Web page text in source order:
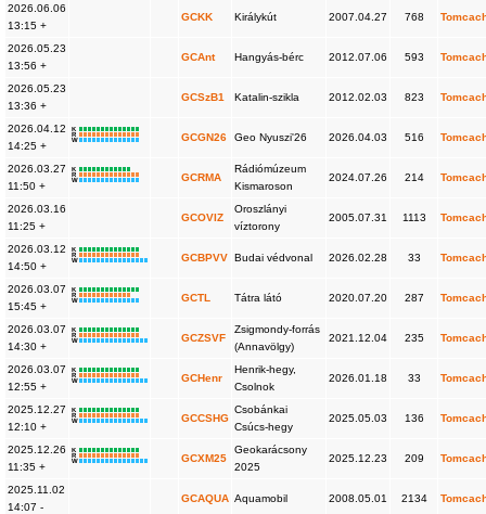
2026.06.06
13:15 +
GCKK Királykút 2007.04.27 768
2026.05.23
13:56 +
GCAnt Hangyás-bérc 2012.07.06 593
2026.05.23
13:36 +
GCSzB1 Katalin-szikla 2012.02.03 823
2026.04.12
14:25 +
K
R
W
GCGN26 Geo Nyuszi'26 2026.04.03 516
2026.03.27
11:50 +
K
R
W
GCRMA
Rádiómúzeum
Kismaroson
2024.07.26 214
2026.03.16
11:25 +
GCOVIZ
Oroszlányi
víztorony
2005.07.31 1113
2026.03.12
14:50 +
K
R
W
GCBPVV Budai védvonal 2026.02.28 33
2026.03.07
15:45 +
K
R
W
GCTL Tátra látó 2020.07.20 287
2026.03.07
14:30 +
K
R
W
GCZSVF
Zsigmondy-forrás
(Annavölgy)
2021.12.04 235
2026.03.07
12:55 +
K
R
W
GCHenr
Henrik-hegy,
Csolnok
2026.01.18 33
2025.12.27
12:10 +
K
R
W
GCCSHG
Csobánkai
Csúcs-hegy
2025.05.03 136
2025.12.26
11:35 +
K
R
W
GCXM25
Geokarácsony
2025
2025.12.23 209
2025.11.02
14:07 -
GCAQUA Aquamobil 2008.05.01 2134